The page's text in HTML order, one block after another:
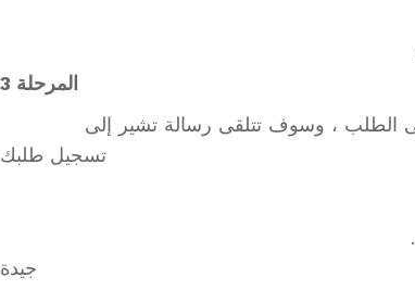
المرحلة 3
تسجيل طلبك
. زيارة
جيدة